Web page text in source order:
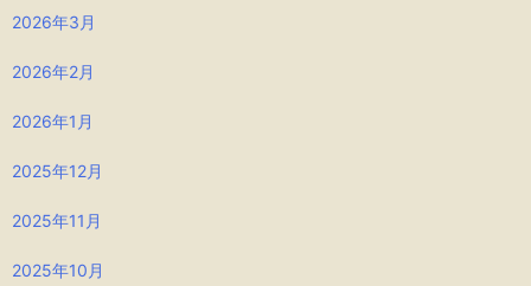
2026年3月
2026年2月
2026年1月
2025年12月
2025年11月
2025年10月